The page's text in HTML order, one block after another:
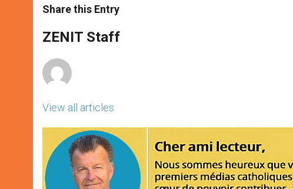
t
s
p
p
s
e
g
e
e
b
o
k
Share this Entry
ZENIT Staff
View all articles